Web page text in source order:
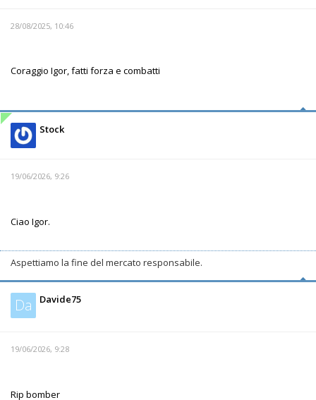
28/08/2025, 10:46
Coraggio Igor, fatti forza e combatti
Stock
19/06/2026, 9:26
Ciao Igor.
Aspettiamo la fine del mercato responsabile.
Da Davide75
19/06/2026, 9:28
Rip bomber